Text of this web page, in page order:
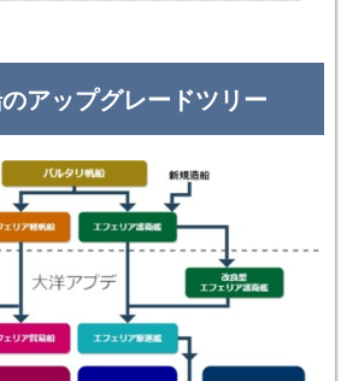
アップグレードツリー